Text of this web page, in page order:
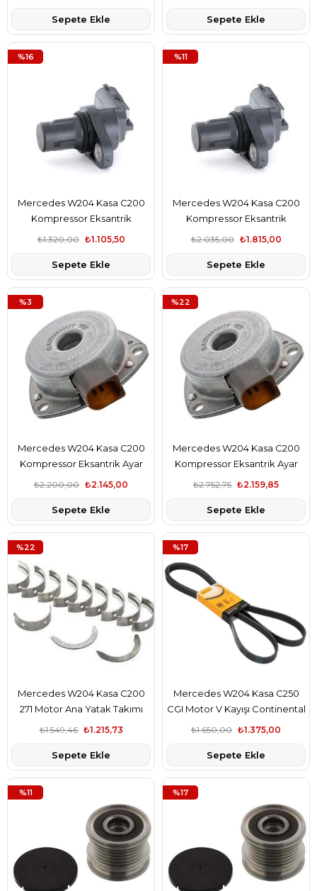
Sepete Ekle Sepete Ekle
Mercedes W204 Kasa C200
Kompressor Eksantrik
Pozisyon Sensörü Topran
₺1.105,50
₺1.320,00
Sepete Ekle
%16
Mercedes W204 Kasa C200
Kompressor Eksantrik
Pozisyon Sensörü Ngk Marka
₺1.815,00
₺2.035,00
Sepete Ekle
%11
Mercedes W204 Kasa C200
Kompressor Eksantrik Ayar
Manyetik Valfi Febi Marka
₺2.145,00
₺2.200,00
Sepete Ekle
%3
Mercedes W204 Kasa C200
Kompressor Eksantrik Ayar
Manyetik Valfi Pierburg Marka
₺2.159,85
₺2.752,75
Sepete Ekle
%22
Mercedes W204 Kasa C200
271 Motor Ana Yatak Takımı
Std Glyco Marka
₺1.215,73
₺1.549,46
Sepete Ekle
%22
Mercedes W204 Kasa C250
CGI Motor V Kayışı Continental
Marka A0119978692
₺1.375,00
₺1.650,00
Sepete Ekle
%17
%11 %17